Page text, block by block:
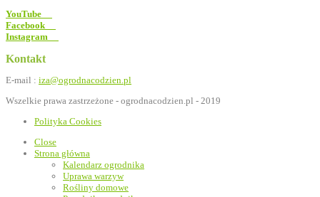
YouTube
Facebook
Instagram
Kontakt
E-mail : iza@ogrodnacodzien.pl
Wszelkie prawa zastrzeżone - ogrodnacodzien.pl - 2019
Polityka Cookies
Close
Strona główna
Kalendarz ogrodnika
Uprawa warzyw
Rośliny domowe